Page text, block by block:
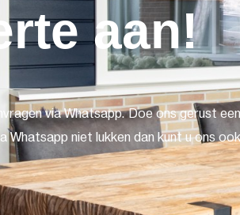
aan!
via Whatsapp. Doe ons gerust
Whatsapp niet lukken dan kunt u ons